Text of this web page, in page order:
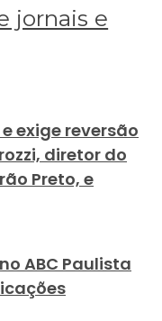
jornais e
e exige reversão
diretor do
Preto, e
ABC Paulista